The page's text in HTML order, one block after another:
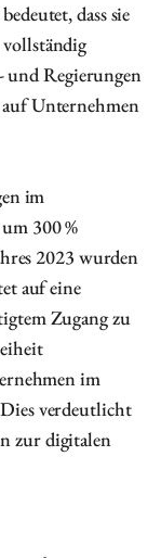
dass sie
und Regierungen
Unternehmen
im
300 %
2023 wurden
auf eine
Zugang zu
im
verdeutlicht
zur digitalen